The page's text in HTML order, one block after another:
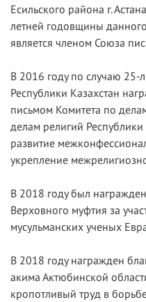
Есильского района г.
летней годовщины
является членом Союза
В 2016 году по случаю 25-
Республики Казахстан
письмом Комитета по
делам религий Республики
развитие
укрепление
В 2018 году был
Верховного муфтия за
мусульманских ученых
В 2018 году награжден
акима Актюбинской
кропотливый труд в